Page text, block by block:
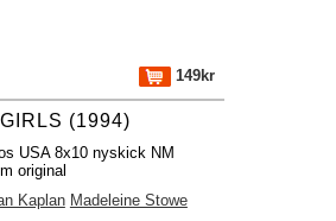
149kr
(1994)
USA 8x10 nyskick NM
original
Kaplan Madeleine Stowe